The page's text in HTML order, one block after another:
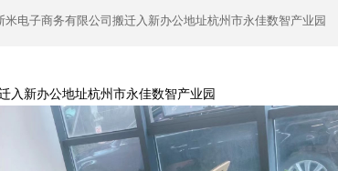
米电子商务有限公司搬迁入新办公地址杭州市永佳数智产业园
入新办公地址杭州市永佳数智产业园